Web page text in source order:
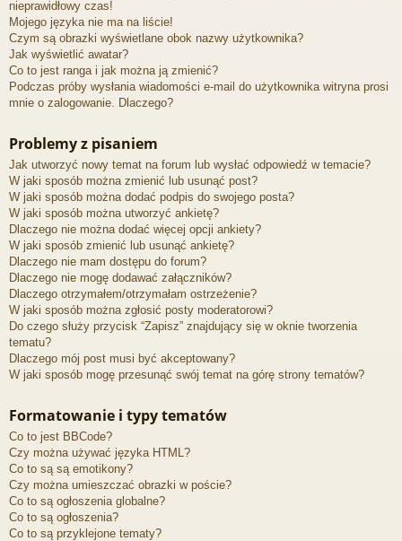
nieprawidłowy czas!
Mojego języka nie ma na liście!
Czym są obrazki wyświetlane obok nazwy użytkownika?
Jak wyświetlić awatar?
Co to jest ranga i jak można ją zmienić?
Podczas próby wysłania wiadomości e-mail do użytkownika witryna prosi
mnie o zalogowanie. Dlaczego?
Problemy z pisaniem
Jak utworzyć nowy temat na forum lub wysłać odpowiedź w temacie?
W jaki sposób można zmienić lub usunąć post?
W jaki sposób można dodać podpis do swojego posta?
W jaki sposób można utworzyć ankietę?
Dlaczego nie można dodać więcej opcji ankiety?
W jaki sposób zmienić lub usunąć ankietę?
Dlaczego nie mam dostępu do forum?
Dlaczego nie mogę dodawać załączników?
Dlaczego otrzymałem/otrzymałam ostrzeżenie?
W jaki sposób można zgłosić posty moderatorowi?
Do czego służy przycisk “Zapisz” znajdujący się w oknie tworzenia
tematu?
Dlaczego mój post musi być akceptowany?
W jaki sposób mogę przesunąć swój temat na górę strony tematów?
Formatowanie i typy tematów
Co to jest BBCode?
Czy można używać języka HTML?
Co to są są emotikony?
Czy można umieszczać obrazki w poście?
Co to są ogłoszenia globalne?
Co to są ogłoszenia?
Co to są przyklejone tematy?